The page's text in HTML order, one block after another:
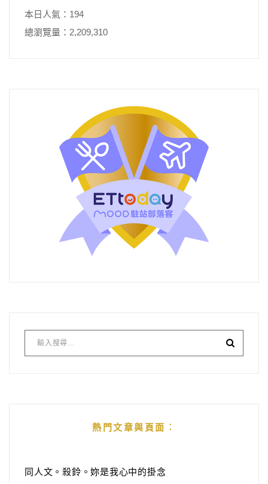
本日人氣：194
總瀏覽量：2,209,310
熱門文章與頁面︰
同人文。殺鈴。妳是我心中的掛念